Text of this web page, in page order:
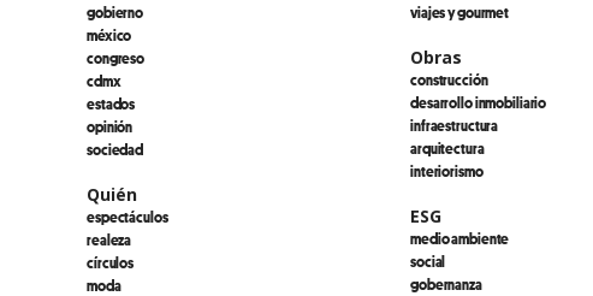
gobierno
méxico
congreso
cdmx
estados
opinión
sociedad
Quién
espectáculos
realeza
círculos
moda
viajes y gourmet
Obras
construcción
desarrollo inmobiliario
infraestructura
arquitectura
interiorismo
ESG
medio ambiente
social
gobernanza